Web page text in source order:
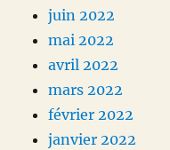
juin 2022
mai 2022
avril 2022
mars 2022
février 2022
janvier 2022